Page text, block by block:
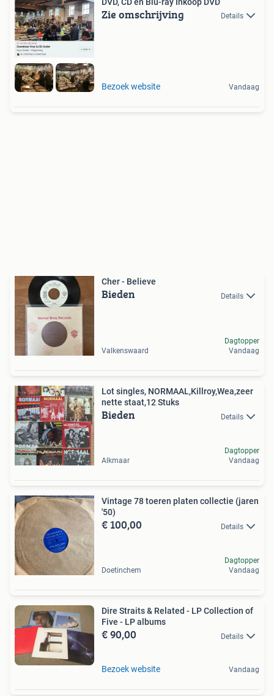
Zie omschrijving Details
Bezoek website Vandaag
Cher - Believe
Bieden Details
Valkenswaard
Dagtopper
Vandaag
Lot singles, NORMAAL,Killroy,Wea,zeer
nette staat,12 Stuks
Bieden Details
Alkmaar
Dagtopper
Vandaag
Vintage 78 toeren platen collectie (jaren
'50)
€ 100,00 Details
Doetinchem
Dagtopper
Vandaag
Dire Straits & Related - LP Collection of
Five - LP albums
€ 90,00 Details
Bezoek website Vandaag